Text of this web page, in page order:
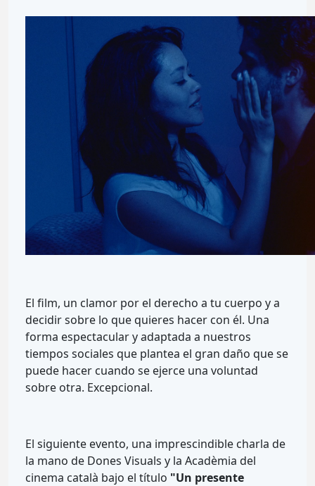
El film, un clamor por el derecho a tu cuerpo y a
decidir sobre lo que quieres hacer con él. Una
forma espectacular y adaptada a nuestros
tiempos sociales que plantea el gran daño que se
puede hacer cuando se ejerce una voluntad
sobre otra. Excepcional.
El siguiente evento, una imprescindible charla de
la mano de Dones Visuals y la Acadèmia del
cinema català bajo el título "Un presente